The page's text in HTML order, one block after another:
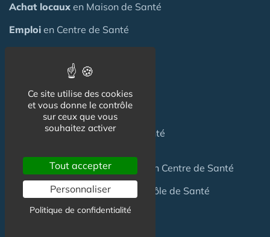
Achat locaux en Maison de Santé
Emploi en Centre de Santé
Créer
une Maison de Santé
Financerune Maison de Santé
dans une Maison de Santé
une Maisonde Santé
ou un Centre de Santé
pour création Maison / Pôle de Santé
Ce site utilise des cookies
et vous donne le contrôle
sur ceux que vous
souhaitez activer
Tout accepter
Personnaliser
Politique de confidentialité